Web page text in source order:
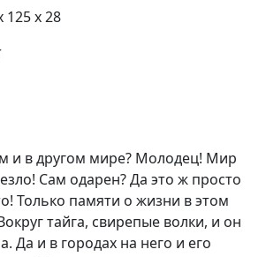
125 x 28
и в другом мире? Молодец! Мир
Сам одарен? Да это ж просто
Только памяти о жизни в этом
тайга, свирепые волки, и он
Да и в городах на него и его